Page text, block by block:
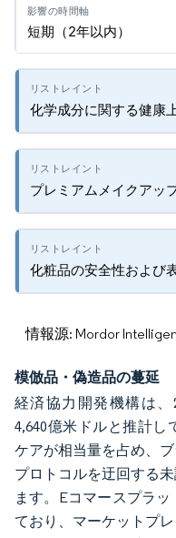
短期（2年以内）
化学成分に関する健康
プレミアムメイクアッ
化粧品の安全性および
情報源: Mordor
模倣品・偽造品の蔓延
経済協力開発機構は
4,640億米ドルと推計
ケアが相当量を占め、
プロトコルを迂回する
ます。Eコマースプラ
ており、マーケットプ